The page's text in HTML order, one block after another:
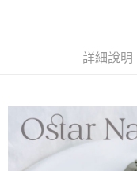
【關於「AFTEE先享後付」
１．簡單：不需註冊會員、
２．便利：只要手機號碼
３．安心：先確認商品／服
【「AFTEE先享後付」結
運送方式
全家取貨付款
每筆NT$70，滿
詳細說明